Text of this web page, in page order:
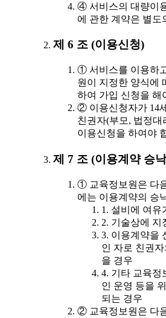
④ 서비스의 대량이
에 관한 계약은 별도
제 6 조 (이용신청)
① 서비스를 이용하
원이 지정한 양식에
하여 가입 신청을 해
② 이용신청자가 14
친권자(부모, 법정대
이용신청을 하여야
제 7 조 (이용계약 승
① 교육정보원은 다
에는 이용계약의 승
1. 설비에 여유
2. 기술상에 지
3. 이용계약을
인 자로 친권
을 경우
4. 기타 교육정
인 운영 등을
되는 경우
② 교육정보원은 다